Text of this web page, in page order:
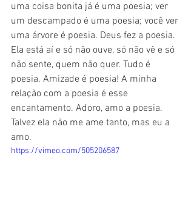
uma coisa bonita já é uma poesia; ver
um descampado é uma poesia; você ver
uma árvore é poesia. Deus fez a poesia.
Ela está aí e só não ouve, só não vê e só
não sente, quem não quer. Tudo é
poesia. Amizade é poesia! A minha
relação com a poesia é esse
encantamento. Adoro, amo a poesia.
Talvez ela não me ame tanto, mas eu a
amo.
https://vimeo.com/505206587